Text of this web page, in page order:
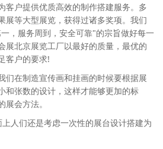
客户提供优质高效的制作搭建服务。多
展等大型展览，获得过诸多奖项。我们
，服务周到，安全可靠"的宗旨做好每一
展北京展览工厂以最好的质量，最优的
客户的要求!
们在制造宣传画和挂画的时候要根据展
和张数的设计，这样才能够更加的标
会方法。
人们还是考虑一次性的展台设计搭建为